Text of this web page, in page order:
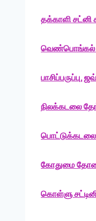
தக்காளி சட்னி
வெண்பொங்கல்
பாசிப்பருப்பு,
நிலக்கடலை
பொட்டுக்கடலை
கோதுமை
கொள்ளு